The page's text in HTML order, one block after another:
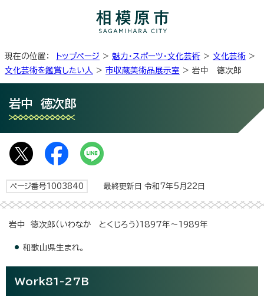
現在の位置： トップページ > 魅力・スポーツ・文化芸術 > 文化芸術 >
文化芸術を鑑賞したい人
> 市収蔵美術品展示室 > 岩中 徳次郎
岩中 徳次郎
ページ番号1003840 最終更新日 令和7年5月22日
岩中 徳次郎（いわなか とくじろう）1897年～1989年
和歌山県生まれ。
Work81-27B